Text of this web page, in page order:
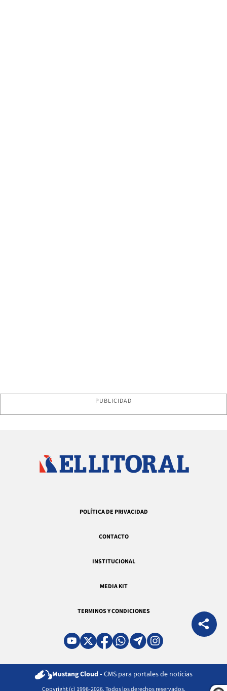
PUBLICIDAD
POLÍTICA DE PRIVACIDAD
CONTACTO
INSTITUCIONAL
MEDIA KIT
TERMINOS Y CONDICIONES
Mustang Cloud - CMS para portales de noticias